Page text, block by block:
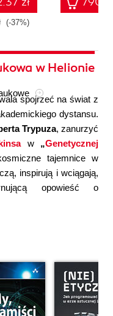
(-37%)
w Helionie
spojrzeć na świat z
dystansu.
Trypuza, zanurzyć
w „Genetycznej
tajemnice w
inspirują i wciągają,
opowieść o